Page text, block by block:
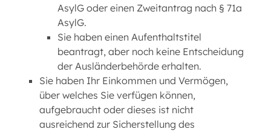
AsylG oder einen Zweitantrag nach § 71a
AsylG.
Sie haben einen Aufenthaltstitel
beantragt, aber noch keine Entscheidung
der Ausländerbehörde erhalten.
Sie haben Ihr Einkommen und Vermögen,
über welches Sie verfügen können,
aufgebraucht oder dieses ist nicht
ausreichend zur Sicherstellung des